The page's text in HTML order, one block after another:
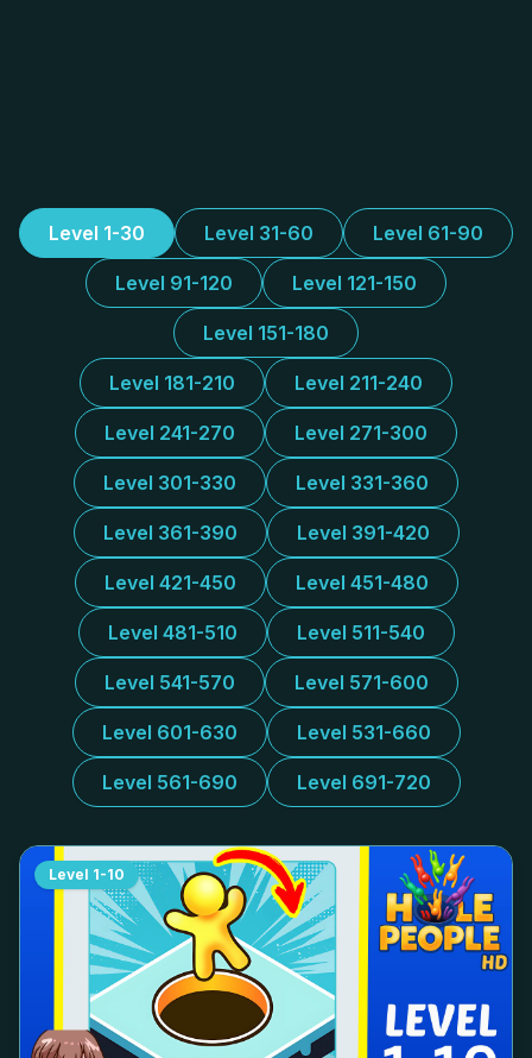
Level 1-30 Level 31-60 Level 61-90
Level 91-120 Level 121-150
Level 151-180
Level 181-210 Level 211-240
Level 241-270 Level 271-300
Level 301-330 Level 331-360
Level 361-390 Level 391-420
Level 421-450 Level 451-480
Level 481-510 Level 511-540
Level 541-570 Level 571-600
Level 601-630 Level 531-660
Level 561-690 Level 691-720
Level 1-10